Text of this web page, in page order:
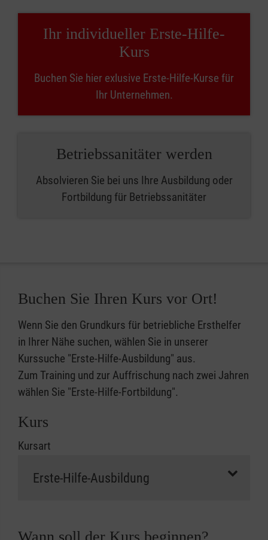
Ihr individueller Erste-Hilfe-
Kurs
Buchen Sie hier exlusive Erste-Hilfe-Kurse für
Ihr Unternehmen.
Betriebssanitäter werden
Absolvieren Sie bei uns Ihre Ausbildung oder
Fortbildung für Betriebssanitäter
Buchen Sie Ihren Kurs vor Ort!
Wenn Sie den Grundkurs für betriebliche Ersthelfer
in Ihrer Nähe suchen, wählen Sie in unserer
Kurssuche "Erste-Hilfe-Ausbildung" aus.
Zum Training und zur Auffrischung nach zwei Jahren
wählen Sie "Erste-Hilfe-Fortbildung".
Kurs
Kursart